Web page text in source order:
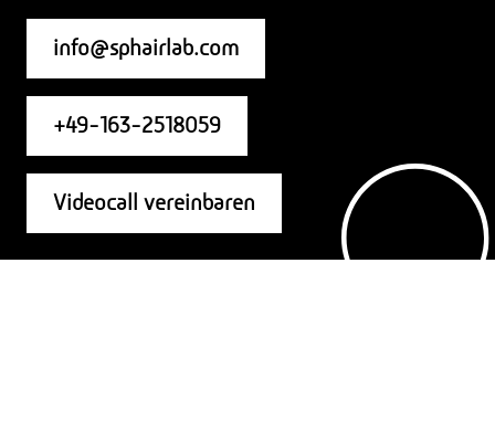
info@sphairlab.com
+49-163-2518059
Videocall vereinbaren